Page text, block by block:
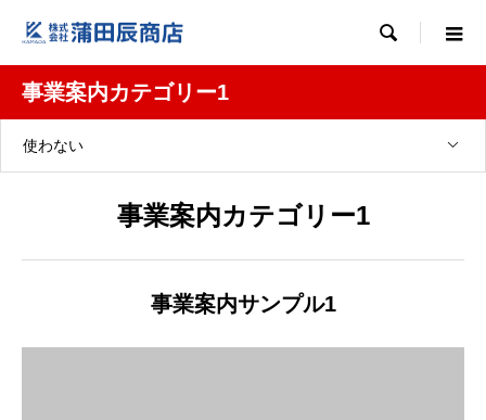

事業案内カテゴリー1
使わない
事業案内カテゴリー1
事業案内サンプル1